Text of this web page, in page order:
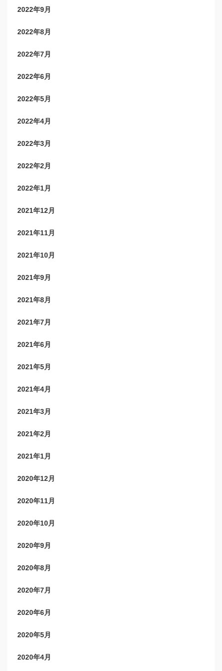
2022年9月
2022年8月
2022年7月
2022年6月
2022年5月
2022年4月
2022年3月
2022年2月
2022年1月
2021年12月
2021年11月
2021年10月
2021年9月
2021年8月
2021年7月
2021年6月
2021年5月
2021年4月
2021年3月
2021年2月
2021年1月
2020年12月
2020年11月
2020年10月
2020年9月
2020年8月
2020年7月
2020年6月
2020年5月
2020年4月